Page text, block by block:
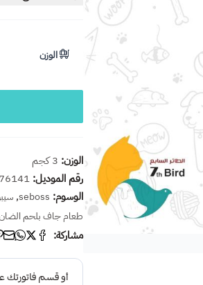
الوزن
الوزن: 3 كجم
رقم الموديل:
الوسوم: seboss
,
طعام جاف بلحم الضان
مشاركة: